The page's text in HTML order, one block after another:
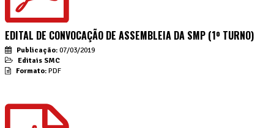
EDITAL DE CONVOCAÇÃO DE ASSEMBLEIA DA SMP (1º TURNO)
Publicação: 07/03/2019
Editais SMC
Formato: PDF